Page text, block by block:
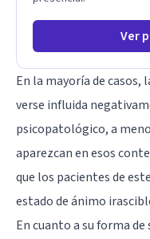
Ver
En la mayoría de casos,
verse influida
psicopatológico, a
aparezcan en esos
que los pacientes de
estado de ánimo
En cuanto a su forma